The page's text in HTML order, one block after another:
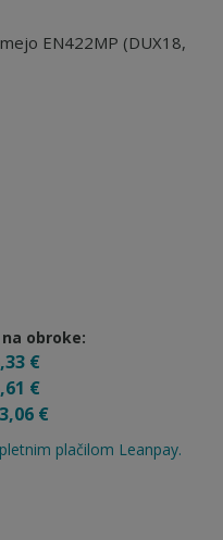
EN422MP (DUX18,
obroke:
€
€
€
plačilom Leanpay.